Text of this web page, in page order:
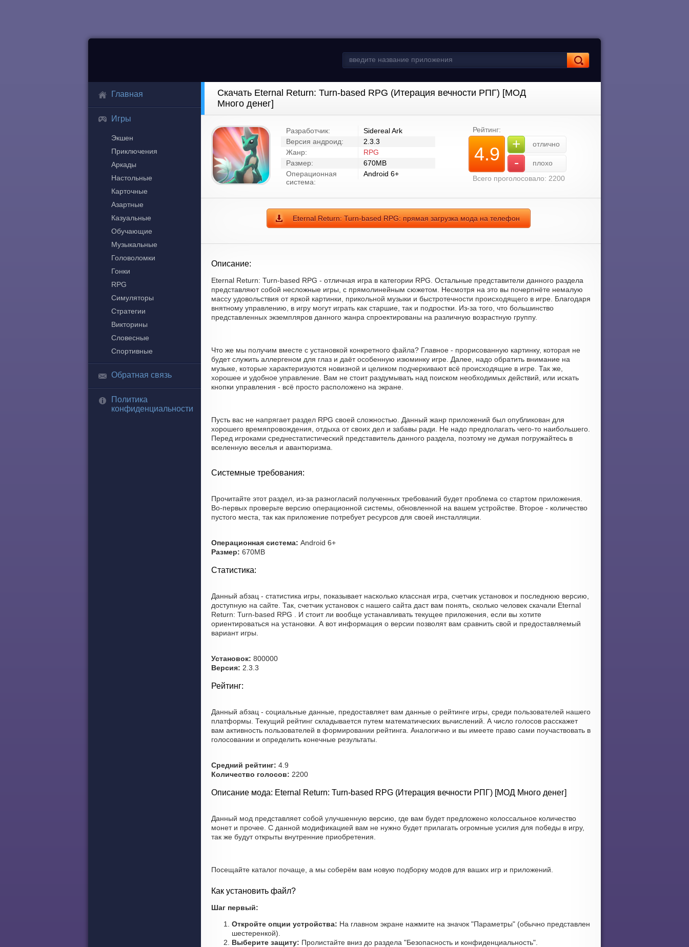
Главная
Игры
Экшен
Приключения
Аркады
Настольные
Карточные
Азартные
Казуальные
Обучающие
Музыкальные
Головоломки
Гонки
RPG
Симуляторы
Стратегии
Викторины
Словесные
Спортивные
Обратная связь
Политика
конфиденциальности
Скачать Eternal Return: Turn-based RPG (Итерация вечности РПГ) [МОД
Много денег]
Разработчик:
Sidereal Ark
Версия андроид:
2.3.3
Жанр:
RPG
Размер:
670MB
Операционная
система:
Android 6+
Рейтинг:
4.9 + отлично
-
плохо
Всего проголосовало: 2200
Eternal Return: Turn-based RPG: прямая загрузка мода на телефон
Описание:
Eternal Return: Turn-based RPG - отличная игра в категории RPG. Остальные представители данного раздела
представляют собой несложные игры, с прямолинейным сюжетом. Несмотря на это вы почерпнёте немалую
массу удовольствия от яркой картинки, прикольной музыки и быстротечности происходящего в игре. Благодаря
внятному управлению, в игру могут играть как старшие, так и подростки. Из-за того, что большинство
представленных экземпляров данного жанра спроектированы на различную возрастную группу.
Что же мы получим вместе с установкой конкретного файла? Главное - прорисованную картинку, которая не
будет служить аллергеном для глаз и даёт особенную изюминку игре. Далее, надо обратить внимание на
музыке, которые характеризуются новизной и целиком подчеркивают всё происходящие в игре. Так же,
хорошее и удобное управление. Вам не стоит раздумывать над поиском необходимых действий, или искать
кнопки управления - всё просто расположено на экране.
Пусть вас не напрягает раздел RPG своей сложностью. Данный жанр приложений был опубликован для
хорошего времяпровождения, отдыха от своих дел и забавы ради. Не надо предполагать чего-то наибольшего.
Перед игроками среднестатистический представитель данного раздела, поэтому не думая погружайтесь в
вселенную веселья и авантюризма.
Системные требования:
Прочитайте этот раздел, из-за разногласий полученных требований будет проблема со стартом приложения.
Во-первых проверьте версию операционной системы, обновленной на вашем устройстве. Второе - количество
пустого места, так как приложение потребует ресурсов для своей инсталляции.
Операционная система: Android 6+
Размер: 670MB
Статистика:
Данный абзац - статистика игры, показывает насколько классная игра, счетчик установок и последнюю версию,
доступную на сайте. Так, счетчик установок с нашего сайта даст вам понять, сколько человек скачали Eternal
Return: Turn-based RPG . И стоит ли вообще устанавливать текущее приложения, если вы хотите
ориентироваться на установки. А вот информация о версии позволят вам сравнить свой и предоставляемый
вариант игры.
Установок: 800000
Версия: 2.3.3
Рейтинг:
Данный абзац - социальные данные, предоставляет вам данные о рейтинге игры, среди пользователей нашего
платформы. Текущий рейтинг складывается путем математических вычислений. А число голосов расскажет
вам активность пользователей в формировании рейтинга. Аналогично и вы имеете право сами поучаствовать в
голосовании и определить конечные результаты.
Средний рейтинг: 4.9
Количество голосов: 2200
Описание мода: Eternal Return: Turn-based RPG (Итерация вечности РПГ) [МОД Много денег]
Данный мод представляет собой улучшенную версию, где вам будет предложено колоссальное количество
монет и прочее. С данной модификацией вам не нужно будет прилагать огромные усилия для победы в игру,
так же будут открыты внутренние приобретения.
Посещайте каталог почаще, а мы соберём вам новую подборку модов для ваших игр и приложений.
Как установить файл?
Шаг первый:
Откройте опции устройства: На главном экране нажмите на значок "Параметры" (обычно представлен
шестеренкой).
Выберите защиту: Пролистайте вниз до раздела "Безопасность и конфиденциальность".